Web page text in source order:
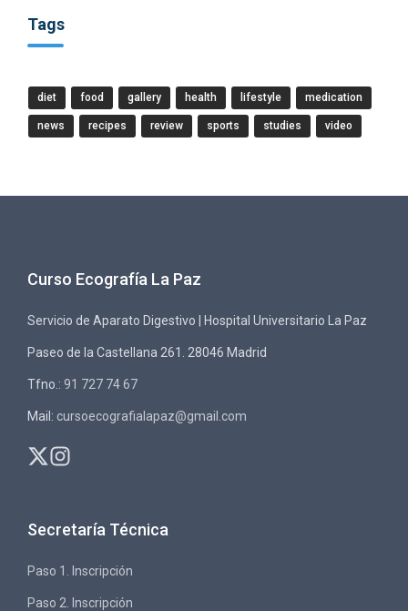
Tags
diet food gallery health lifestyle medication
news recipes review sports studies video
Curso Ecografía La Paz
Servicio de Aparato Digestivo | Hospital Universitario La Paz
Paseo de la Castellana 261. 28046 Madrid
Tfno.: 91 727 74 67
Mail: cursoecografialapaz@gmail.com
Secretaría Técnica
Paso 1. Inscripción
Paso 2. Inscripción